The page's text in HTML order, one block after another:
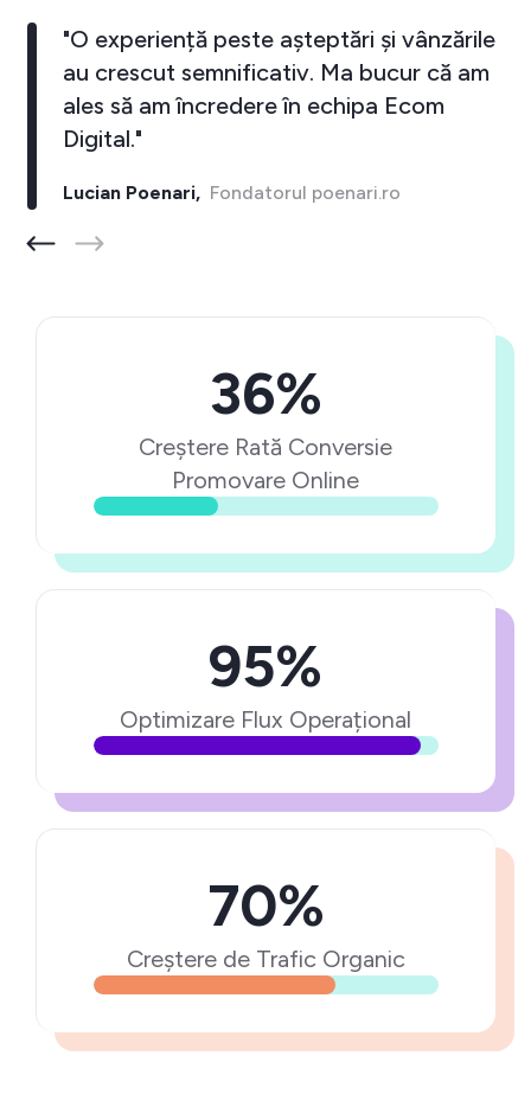
"O experiență peste așteptări și vânzările
au crescut semnificativ. Ma bucur că am
ales să am încredere în echipa Ecom
Digital."
Lucian Poenari,Fondatorul poenari.ro
36%
Creștere Rată Conversie
Promovare Online
95%
Optimizare Flux Operațional
70%
Creștere de Trafic Organic